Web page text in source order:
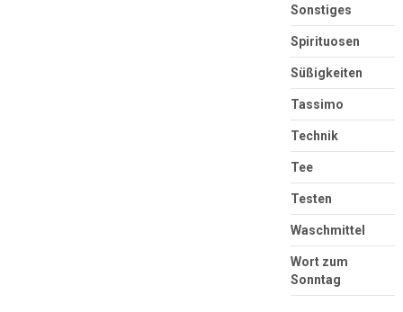
Sonstiges
Spirituosen
Süßigkeiten
Tassimo
Technik
Tee
Testen
Waschmittel
Wort zum
Sonntag